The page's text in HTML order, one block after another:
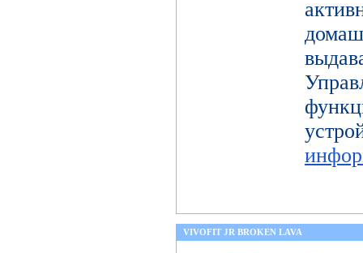
VIVOFIT JR BROKEN LAVA